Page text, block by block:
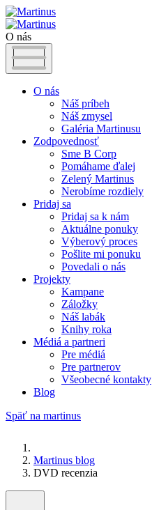
O nás
O nás
Náš príbeh
Náš zmysel
Galéria Martinusu
Zodpovednosť
Sme B Corp
Pomáhame ďalej
Zelený Martinus
Nerobíme rozdiely
Pridaj sa
Pridaj sa k nám
Aktuálne ponuky
Výberový proces
Pošlite mi ponuku
Povedali o nás
Projekty
Kampane
Záložky
Náš labák
Knihy roka
Médiá a partneri
Pre médiá
Pre partnerov
Všeobecné kontakty
Blog
Späť na martinus
Martinus blog
DVD recenzia